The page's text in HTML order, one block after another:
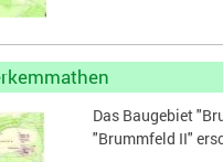
Das Baugebiet
"Brummfeld II"